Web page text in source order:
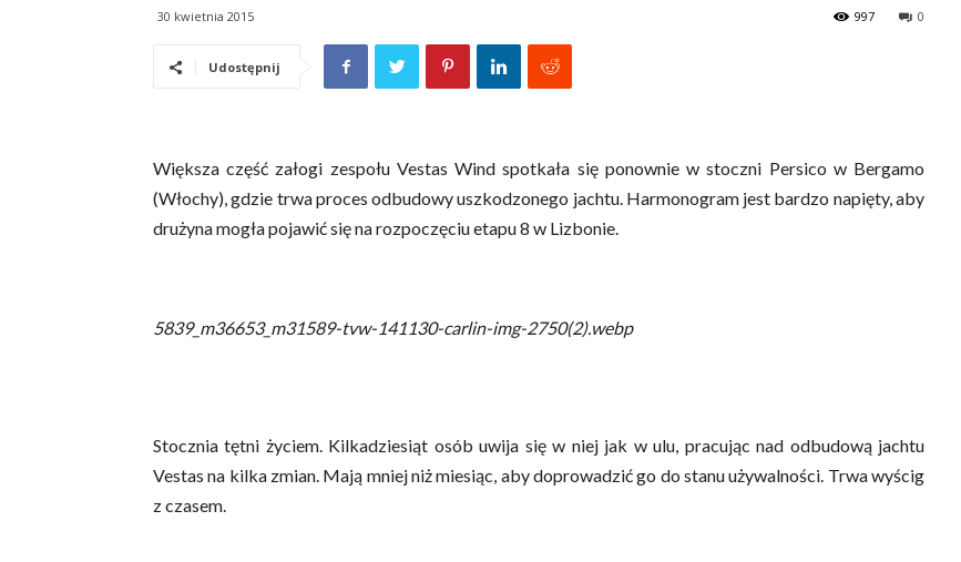
30 kwietnia 2015 0
997
Udostępnij
Większa część załogi zespołu Vestas Wind spotkała się ponownie w stoczni Persico w Bergamo
(Włochy), gdzie trwa proces odbudowy uszkodzonego jachtu. Harmonogram jest bardzo napięty, aby
drużyna mogła pojawić się na rozpoczęciu etapu 8 w Lizbonie.
5839_m36653_m31589-tvw-141130-carlin-img-2750(2).webp
Stocznia tętni życiem. Kilkadziesiąt osób uwija się w niej jak w ulu, pracując nad odbudową jachtu
Vestas na kilka zmian. Mają mniej niż miesiąc, aby doprowadzić go do stanu używalności. Trwa wyścig
z czasem.